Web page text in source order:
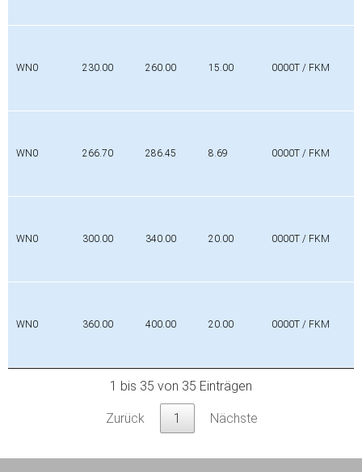
WN0 230.00 260.00 15.00 0000T / FKM
WN0 266.70 286.45 8.69 0000T / FKM
WN0 300.00 340.00 20.00 0000T / FKM
WN0 360.00 400.00 20.00 0000T / FKM
1 bis 35 von 35 Einträgen
Zurück 1 Nächste